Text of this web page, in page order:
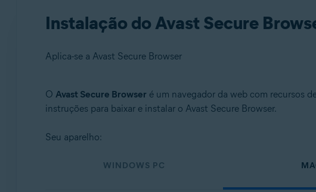
Instalação do Avast Secure
Aplica-se a Avast Secure Browser
Produtos:
Windows, macOS, Android e iOS
O Avast Secure Browser é um navegador da web com recursos
instruções para baixar e instalar o Avast Secure Browser.
Seu aparelho:
WINDOWS PC